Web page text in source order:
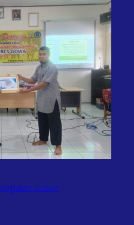
Kegiatan Dosen